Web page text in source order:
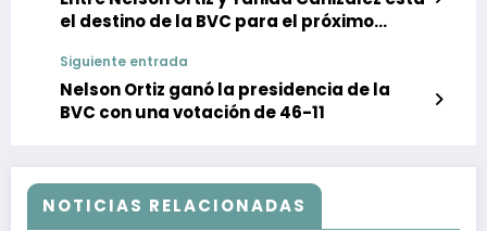
el destino de la BVC para el próximo
Siguiente entrada
Nelson Ortiz ganó la presidencia de la
BVC con una votación de 46-11
NOTICIAS RELACIONADAS